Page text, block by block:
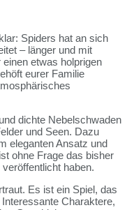
Spiders hat an sich
– länger und mit
etwas holprigen
eurer Familie
dichte Nebelschwaden
und Seen. Dazu
eleganten Ansatz und
ohne Frage das bisher
haben.
Es ist ein Spiel, das
Charaktere,